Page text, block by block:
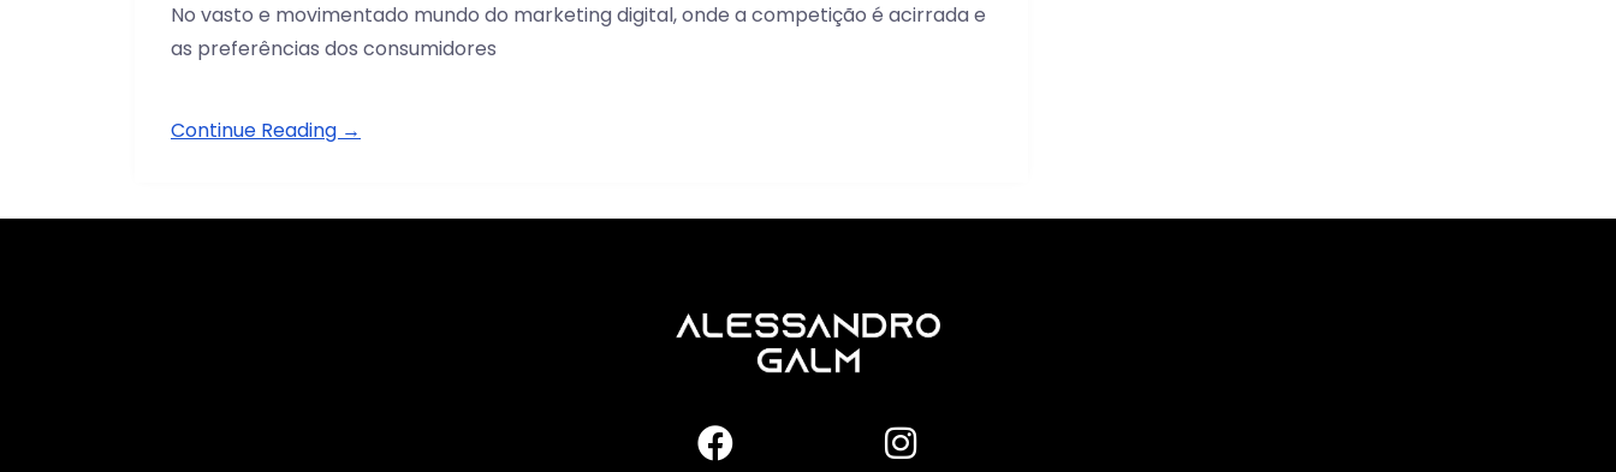
No vasto e movimentado mundo do marketing digital, onde a competição é acirrada e
as preferências dos consumidores
Continue Reading →